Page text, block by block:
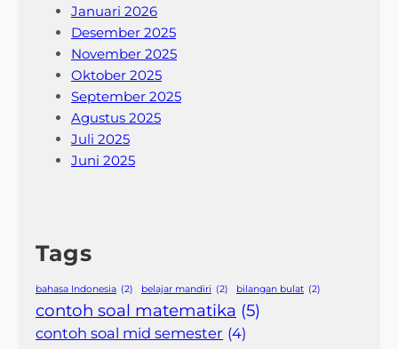
Januari 2026
Desember 2025
November 2025
Oktober 2025
September 2025
Agustus 2025
Juli 2025
Juni 2025
Tags
bahasa Indonesia (2) belajar mandiri (2) bilangan bulat (2)
contoh soal matematika (5)
contoh soal mid semester (4)